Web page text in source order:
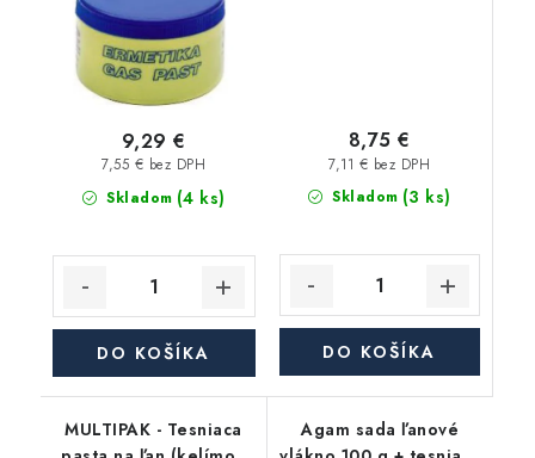
Skladom (4 ks)
7,55 € bez DPH
9,29 €
DO KOŠÍKA
Skladom (3 ks)
7,11 € bez DPH
8,75 €
DO KOŠÍKA
MULTIPAK - Tesniaca
Agam sada ľanové